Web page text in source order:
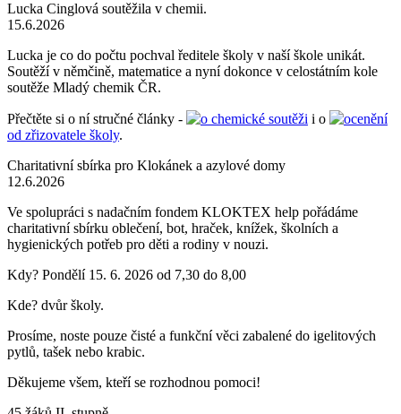
Lucka Cinglová soutěžila v chemii.
15.6.2026
Lucka je co do počtu pochval ředitele školy v naší škole unikát.
Soutěží v němčině, matematice a nyní dokonce v celostátním kole
soutěže Mladý chemik ČR.
Přečtěte si o ní stručné články - o chemické soutěži i o
ocenění
od zřizovatele školy.
Charitativní sbírka pro Klokánek a azylové domy
12.6.2026
Ve spolupráci s nadačním fondem KLOKTEX help pořádáme
charitativní sbírku oblečení, bot, hraček, knížek, školních a
hygienických potřeb pro děti a rodiny v nouzi.
Kdy? Pondělí 15. 6. 2026 od 7,30 do 8,00
Kde? dvůr školy.
Prosíme, noste pouze čisté a funkční věci zabalené do igelitových
pytlů, tašek nebo krabic.
Děkujeme všem, kteří se rozhodnou pomoci!